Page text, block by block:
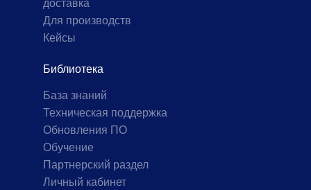
доставка
Для производств
Кейсы
Библиотека
База знаний
Техническая поддержка
Обновления ПО
Обучение
Партнерский раздел
Личный кабинет